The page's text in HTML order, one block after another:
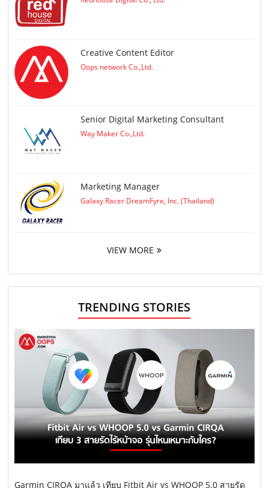
Creative Content Editor
Oops network Co.,Ltd.
Senior Digital Marketing Consultant
Way Maker Co.,Ltd.
Marketing Manager
Galaxy Racer DreamFyre, Inc. (Thailand)
VIEW MORE
TRENDING STORIES
Garmin CIRQA มาแล้ว เทียบ Fitbit Air vs WHOOP 5.0 สายรัด